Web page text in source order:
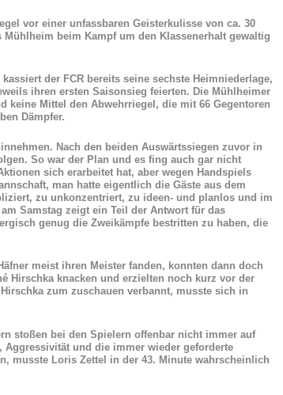
vor einer unfassbaren Geisterkulisse von ca. 30
beim Kampf um den Klassenerhalt gewaltig
der FCR bereits seine sechste Heimniederlage,
ihren ersten Saisonsieg feierten. Die Mühlheimer
keine Mittel den Abwehrriegel, die mit 66 Gegentoren
Dämpfer.
Nach den beiden Auswärtssiegen zuvor in
So war der Plan und es fing auch gar nicht
sich erarbeitet hat, aber wegen Handspiels
man hatte eigentlich die Gäste aus dem
zu unkonzentriert, zu ideen- und planlos und im
Samstag zeigt ein Teil der Antwort für das
genug die Zweikämpfe bestritten zu haben, die
meist ihren Meister fanden, konnten dann doch
Hirschka knacken und erzielten noch kurz vor der
zum zuschauen verbannt, musste sich in
stoßen bei den Spielern offenbar nicht immer auf
Aggressivität und die immer wieder geforderte
musste Loris Zettel in der 43. Minute wahrscheinlich